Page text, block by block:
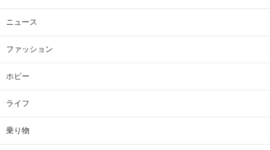
ニュース
ファッション
ホビー
ライフ
乗り物